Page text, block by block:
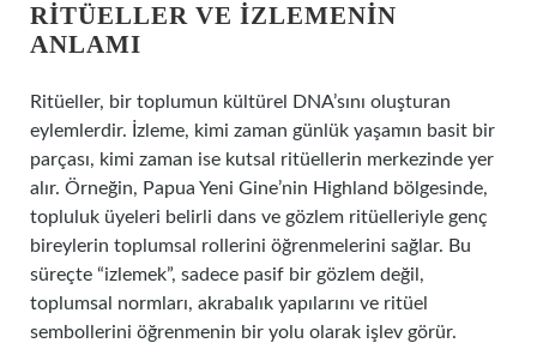
RITÜELLER VE İZLEMENIN
ANLAMI
Ritüeller, bir toplumun kültürel DNA’sını oluşturan
eylemlerdir. İzleme, kimi zaman günlük yaşamın basit bir
parçası, kimi zaman ise kutsal ritüellerin merkezinde yer
alır. Örneğin, Papua Yeni Gine’nin Highland bölgesinde,
topluluk üyeleri belirli dans ve gözlem ritüelleriyle genç
bireylerin toplumsal rollerini öğrenmelerini sağlar. Bu
süreçte “izlemek”, sadece pasif bir gözlem değil,
toplumsal normları, akrabalık yapılarını ve ritüel
sembollerini öğrenmenin bir yolu olarak işlev görür.